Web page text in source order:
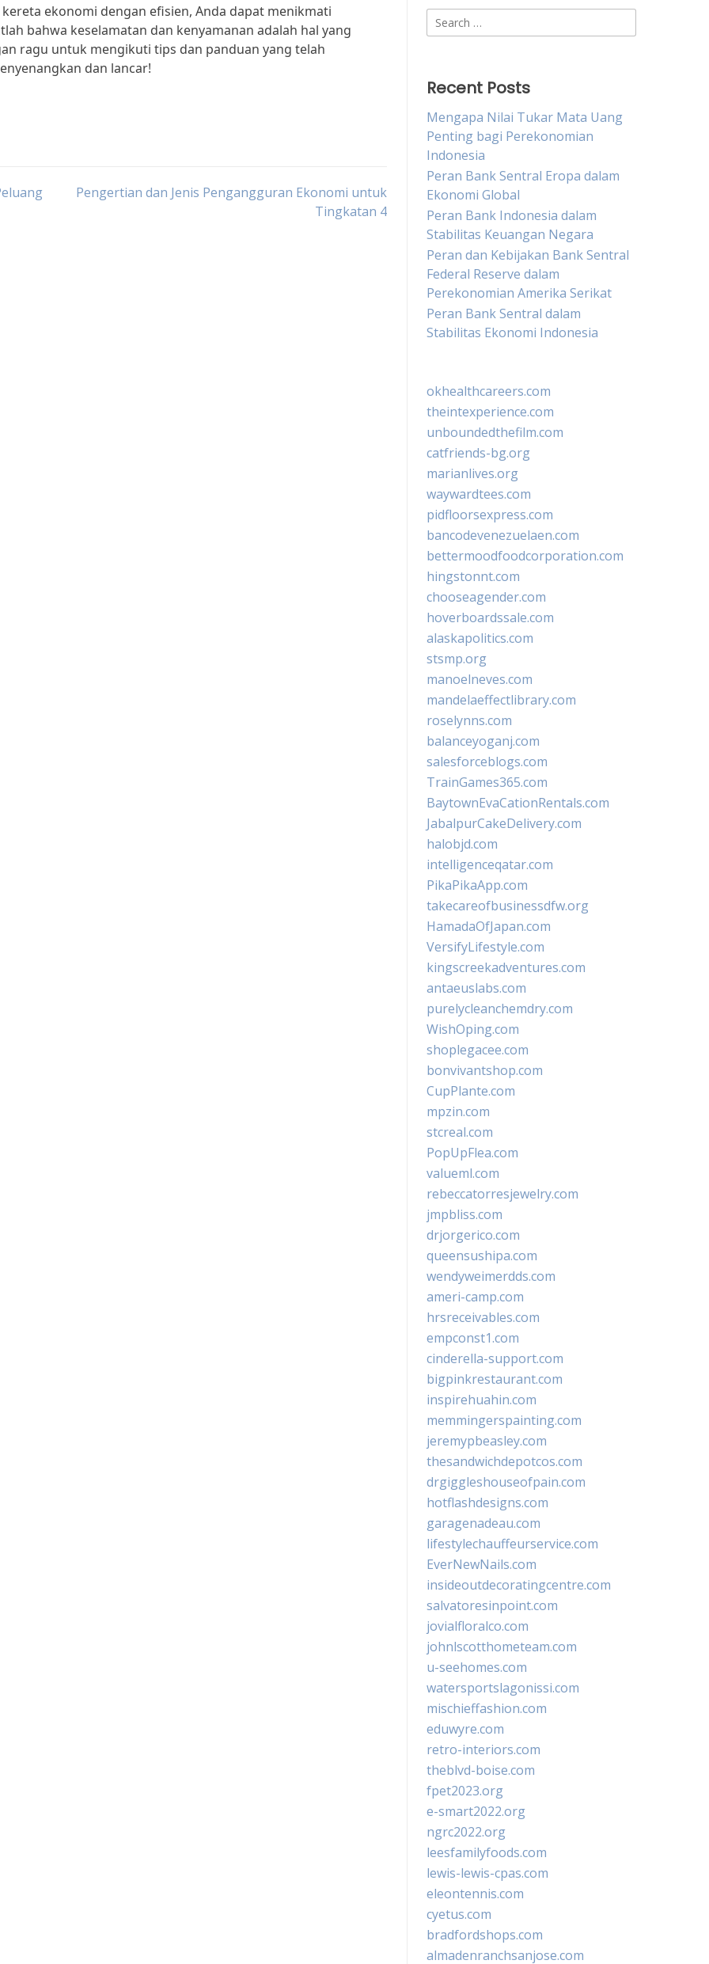
ekonomi dengan efisien, Anda dapat menikmati
bahwa keselamatan dan kenyamanan adalah hal yang
ragu untuk mengikuti tips dan panduan yang telah
dan lancar!
Pengertian dan Jenis Pengangguran Ekonomi untuk
Tingkatan 4
Search
for:
Recent Posts
Mengapa Nilai Tukar Mata Uang
Penting bagi Perekonomian
Indonesia
Peran Bank Sentral Eropa dalam
Ekonomi Global
Peran Bank Indonesia dalam
Stabilitas Keuangan Negara
Peran dan Kebijakan Bank Sentral
Federal Reserve dalam
Perekonomian Amerika Serikat
Peran Bank Sentral dalam
Stabilitas Ekonomi Indonesia
okhealthcareers.com
theintexperience.com
unboundedthefilm.com
catfriends-bg.org
marianlives.org
waywardtees.com
pidfloorsexpress.com
bancodevenezuelaen.com
bettermoodfoodcorporation.com
hingstonnt.com
chooseagender.com
hoverboardssale.com
alaskapolitics.com
stsmp.org
manoelneves.com
mandelaeffectlibrary.com
roselynns.com
balanceyoganj.com
salesforceblogs.com
TrainGames365.com
BaytownEvaCationRentals.com
JabalpurCakeDelivery.com
halobjd.com
intelligenceqatar.com
PikaPikaApp.com
takecareofbusinessdfw.org
HamadaOfJapan.com
VersifyLifestyle.com
kingscreekadventures.com
antaeuslabs.com
purelycleanchemdry.com
WishOping.com
shoplegacee.com
bonvivantshop.com
CupPlante.com
mpzin.com
stcreal.com
PopUpFlea.com
valueml.com
rebeccatorresjewelry.com
jmpbliss.com
drjorgerico.com
queensushipa.com
wendyweimerdds.com
ameri-camp.com
hrsreceivables.com
empconst1.com
cinderella-support.com
bigpinkrestaurant.com
inspirehuahin.com
memmingerspainting.com
jeremypbeasley.com
thesandwichdepotcos.com
drgiggleshouseofpain.com
hotflashdesigns.com
garagenadeau.com
lifestylechauffeurservice.com
EverNewNails.com
insideoutdecoratingcentre.com
salvatoresinpoint.com
jovialfloralco.com
johnlscotthometeam.com
u-seehomes.com
watersportslagonissi.com
mischieffashion.com
eduwyre.com
retro-interiors.com
theblvd-boise.com
fpet2023.org
e-smart2022.org
ngrc2022.org
leesfamilyfoods.com
lewis-lewis-cpas.com
eleontennis.com
cyetus.com
bradfordshops.com
almadenranchsanjose.com